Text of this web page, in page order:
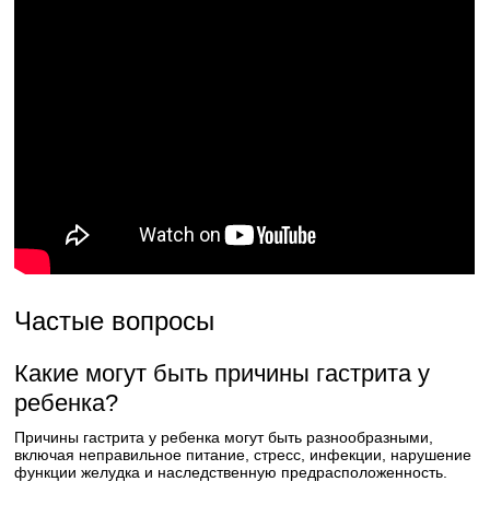
Частые вопросы
Какие могут быть причины гастрита у
ребенка?
Причины гастрита у ребенка могут быть разнообразными,
включая неправильное питание, стресс, инфекции, нарушение
функции желудка и наследственную предрасположенность.